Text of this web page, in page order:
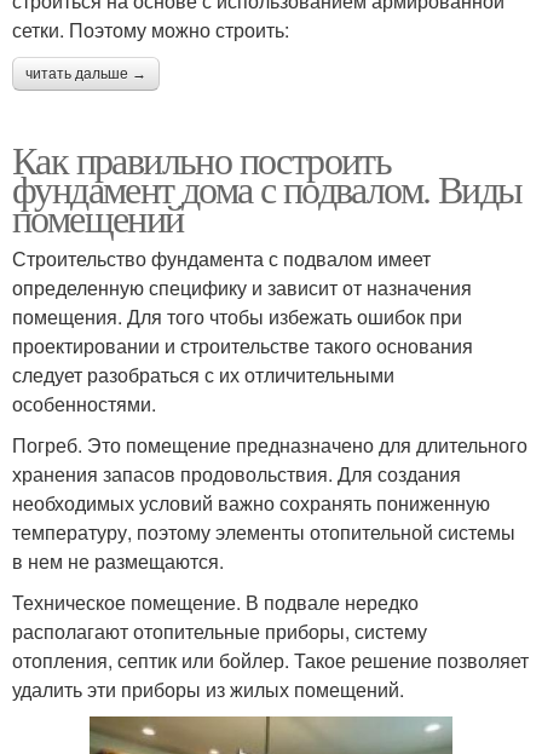
сетки. Поэтому можно строить:
читать дальше →
Как правильно построить
фундамент дома с подвалом. Виды
помещений
Строительство фундамента с подвалом имеет
определенную специфику и зависит от назначения
помещения. Для того чтобы избежать ошибок при
проектировании и строительстве такого основания
следует разобраться с их отличительными
особенностями.
Погреб. Это помещение предназначено для длительного
хранения запасов продовольствия. Для создания
необходимых условий важно сохранять пониженную
температуру, поэтому элементы отопительной системы
в нем не размещаются.
Техническое помещение. В подвале нередко
располагают отопительные приборы, систему
отопления, септик или бойлер. Такое решение позволяет
удалить эти приборы из жилых помещений.